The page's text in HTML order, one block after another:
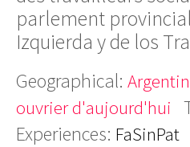
parlement
Izquierda y de los
Geographical:
ouvrier d'aujourd'hui
Experiences: FaSinPat